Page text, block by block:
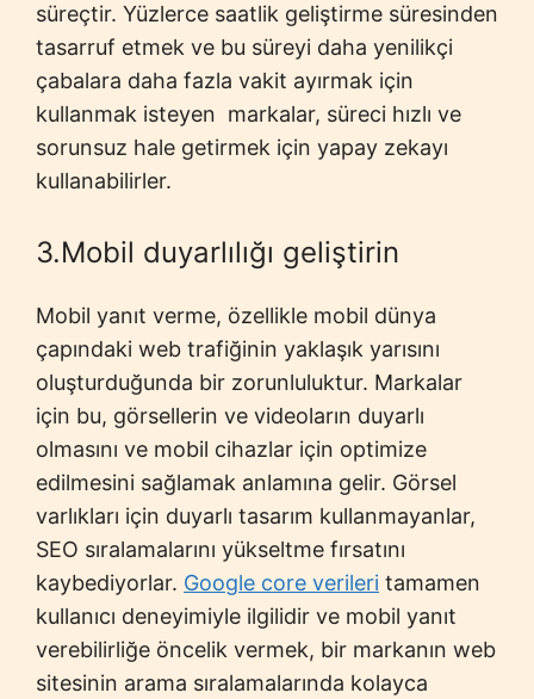
süreçtir. Yüzlerce saatlik geliştirme süresinden
tasarruf etmek ve bu süreyi daha yenilikçi
çabalara daha fazla vakit ayırmak için
kullanmak isteyen markalar, süreci hızlı ve
sorunsuz hale getirmek için yapay zekayı
kullanabilirler.
3.Mobil duyarlılığı geliştirin
Mobil yanıt verme, özellikle mobil dünya
çapındaki web trafiğinin yaklaşık yarısını
oluşturduğunda bir zorunluluktur. Markalar
için bu, görsellerin ve videoların duyarlı
olmasını ve mobil cihazlar için optimize
edilmesini sağlamak anlamına gelir. Görsel
varlıkları için duyarlı tasarım kullanmayanlar,
SEO sıralamalarını yükseltme fırsatını
kaybediyorlar. Google core verileri tamamen
kullanıcı deneyimiyle ilgilidir ve mobil yanıt
verebilirliğe öncelik vermek, bir markanın web
sitesinin arama sıralamalarında kolayca